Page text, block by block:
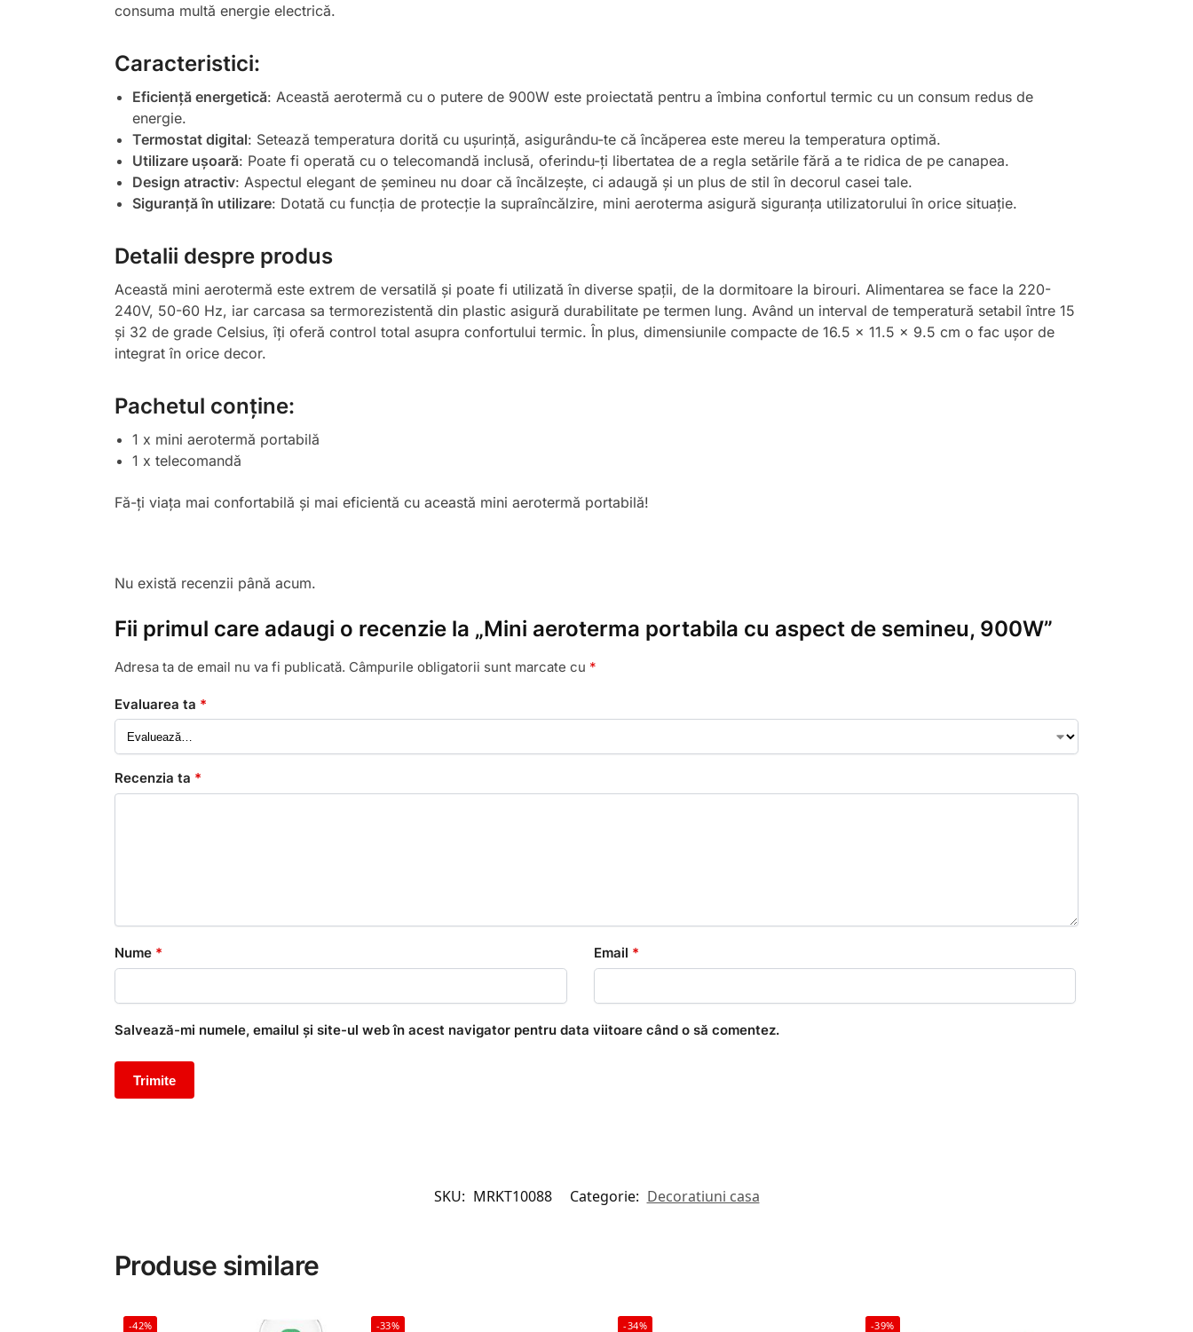
consuma multă energie electrică.
Caracteristici:
Eficiență energetică: Această aerotermă cu o putere de 900W este proiectată pentru a îmbina confortul termic cu un consum redus de
energie.
Termostat digital: Setează temperatura dorită cu ușurință, asigurându-te că încăperea este mereu la temperatura optimă.
Utilizare ușoară: Poate fi operată cu o telecomandă inclusă, oferindu-ți libertatea de a regla setările fără a te ridica de pe canapea.
Design atractiv: Aspectul elegant de șemineu nu doar că încălzește, ci adaugă și un plus de stil în decorul casei tale.
Siguranță în utilizare: Dotată cu funcția de protecție la supraîncălzire, mini aeroterma asigură siguranța utilizatorului în orice situație.
Detalii despre produs
Această mini aerotermă este extrem de versatilă și poate fi utilizată în diverse spații, de la dormitoare la birouri. Alimentarea se face la 220-
240V, 50-60 Hz, iar carcasa sa termorezistentă din plastic asigură durabilitate pe termen lung. Având un interval de temperatură setabil între 15
și 32 de grade Celsius, îți oferă control total asupra confortului termic. În plus, dimensiunile compacte de 16.5 x 11.5 x 9.5 cm o fac ușor de
integrat în orice decor.
Pachetul conține:
1 x mini aerotermă portabilă
1 x telecomandă
Fă-ți viața mai confortabilă și mai eficientă cu această mini aerotermă portabilă!
Nu există recenzii până acum.
Fii primul care adaugi o recenzie la „Mini aeroterma portabila cu aspect de semineu, 900W”
Adresa ta de email nu va fi publicată. Câmpurile obligatorii sunt marcate cu *
Evaluarea ta *
Recenzia ta *
Nume * Email *
Salvează-mi numele, emailul și site-ul web în acest navigator pentru data viitoare când o să comentez.
SKU: MRKT10088 Categorie: Decoratiuni casa
Produse similare
-42% -33% -34% -39%